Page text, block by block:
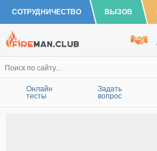
СОТРУДНИЧЕСТВО ВЫЗОВ
Онлайн
тесты
Задать
вопрос